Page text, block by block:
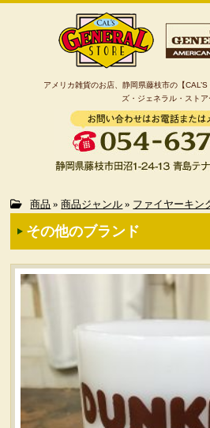
アメリカ雑貨のお店、静岡県藤枝市の【
ズ・ジェネラル・ストア
Home
特定商取引法に基
ヴィンテージ・
商品 » 商品ジャンル » ファイヤーキン
その他のブランド